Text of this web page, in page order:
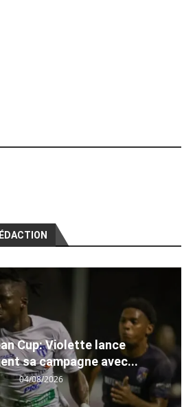
Cup: Violette lance
sa campagne avec...
04/08/2026